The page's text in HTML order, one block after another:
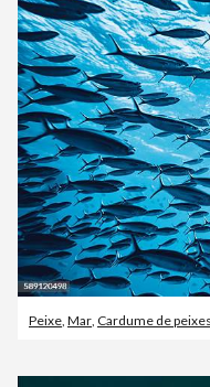
Peixe Mar Cardume de peixes